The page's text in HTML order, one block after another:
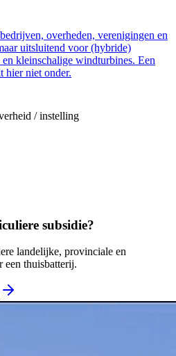
overheden, verenigingen en
uitsluitend voor (hybride)
kleinschalige windturbines. Een
hier niet onder.
/ instelling
subsidie?
landelijke, provinciale en
een thuisbatterij.